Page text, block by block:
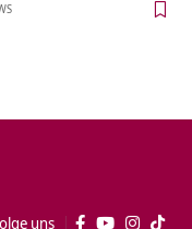
uns